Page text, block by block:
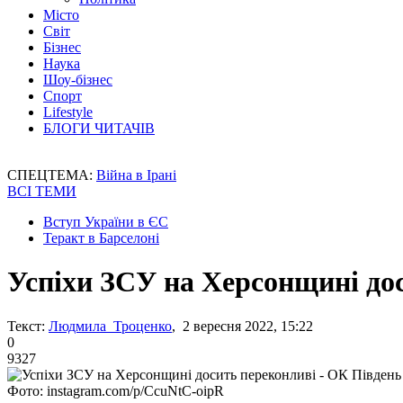
Місто
Світ
Бізнес
Наука
Шоу-бізнес
Спорт
Lifestyle
БЛОГИ ЧИТАЧІВ
СПЕЦТЕМА: Війна в Ірані
ВСІ ТЕМИ
Вступ України в ЄС
Теракт в Барселоні
Успіхи ЗСУ на Херсонщині
Текст: Людмила Троценко, 2 вересня 2022, 15:22
0
9327
Фото: instagram.com/p/CcuNtC-oipR